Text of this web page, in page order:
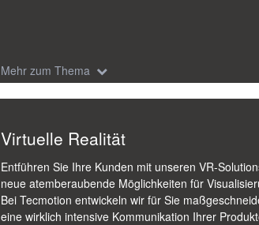
Mehr zum Thema
Virtuelle Realität
Entführen Sie Ihre Kunden mit unseren VR-
neue atemberaubende Möglichkeiten für
Bei Tecmotion entwickeln wir für Sie
eine wirklich intensive Kommunikation Ihrer